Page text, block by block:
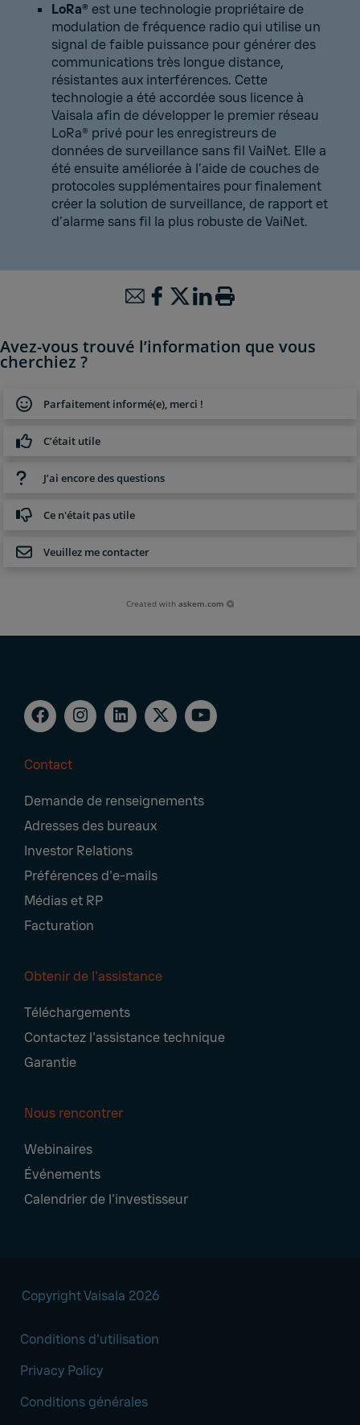
LoRa® est une technologie propriétaire de
modulation de fréquence radio qui utilise un
signal de faible puissance pour générer des
communications très longue distance,
résistantes aux interférences. Cette
technologie a été accordée sous licence à
Vaisala afin de développer le premier réseau
LoRa® privé pour les enregistreurs de
données de surveillance sans fil VaiNet. Elle a
été ensuite améliorée à l’aide de couches de
protocoles supplémentaires pour finalement
créer la solution de surveillance, de rapport et
d’alarme sans fil la plus robuste de VaiNet.
Avez-vous trouvé l’information que vous
cherchiez ?
Parfaitement informé(e), merci !
C’était utile
J’ai encore des questions
Ce n'était pas utile
Veuillez me contacter
Created withaskem.com
Navigation
Contact
Demande de renseignements
Adresses des bureaux
Investor Relations
Préférences d'e-mails
Médias et RP
Facturation
Obtenir de l'assistance
Téléchargements
Contactez l'assistance technique
Garantie
Nous rencontrer
Webinaires
Événements
Calendrier de l'investisseur
Copyright Vaisala 2026
Conditions d'utilisation
Privacy Policy
Conditions générales